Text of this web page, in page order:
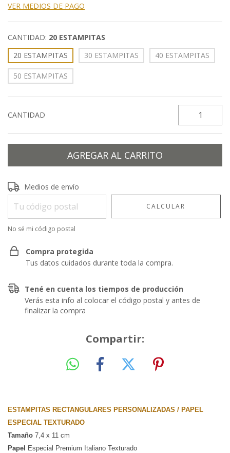
VER MEDIOS DE PAGO
CANTIDAD: 20 ESTAMPITAS
20 ESTAMPITAS
30 ESTAMPITAS 40 ESTAMPITAS
50 ESTAMPITAS
CANTIDAD
Entregas para el CP:
Medios de envío
CALCULAR
No sé mi código postal
Compra protegida
Tus datos cuidados durante toda la compra.
Tené en cuenta los tiempos de producción
Verás esta info al colocar el código postal y antes de
finalizar la compra
Compartir:
ESTAMPITAS RECTANGULARES PERSONALIZADAS / PAPEL
ESPECIAL TEXTURADO
Tamaño 7,4 x 11 cm
Papel
Especial Premium Italiano Texturado